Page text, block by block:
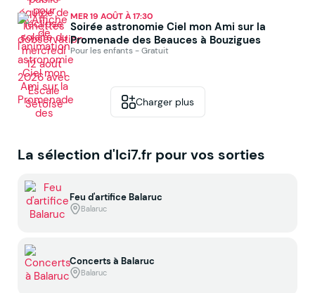
MER 19 AOÛT À 17:30
Soirée astronomie Ciel mon Ami sur la
Promenade des Beauces à Bouzigues
Pour les enfants - Gratuit
Charger plus
La sélection d'Ici7.fr pour vos sorties
Feu d'artifice Balaruc
Balaruc
Concerts à Balaruc
Balaruc